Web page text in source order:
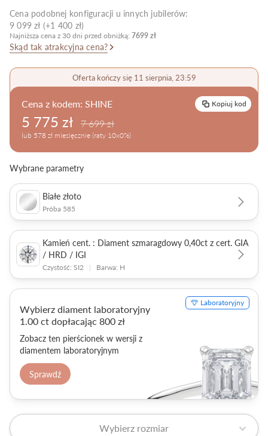
Pielęgnacja biżuterii
Cena podobnej konfiguracji u innych jubilerów:
9 099 zł (+1 400 zł)
Najniższa cena z 30 dni przed obniżką: 7699 zł
Skąd tak atrakcyjna cena?
Oferta kończy się 11 sierpnia, 23:59
Cena z kodem: SHINE Kopiuj kod
5 775 zł 7 699 zł
lub 578 zł miesięcznie (raty 10x0%)
Wybrane parametry
Białe złoto
Próba 585
Kamień cent. : Diament szmaragdowy 0,40ct z cert. GIA
/ HRD / IGI
Czystość: SI2 | Barwa: H
Laboratoryjny
Wybierz diament laboratoryjny
1.00 ct dopłacając 800 zł
Zobacz ten pierścionek w wersji z
diamentem laboratoryjnym
Sprawdź
Wybierz rozmiar